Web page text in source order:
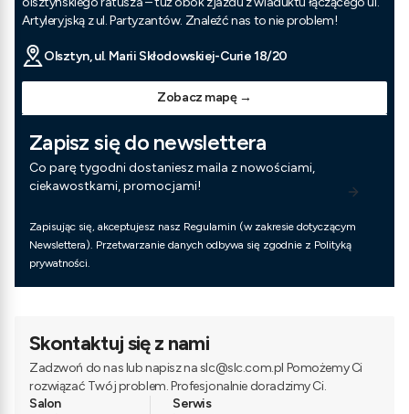
Artyleryjską z ul. Partyzantów. Znaleźć nas to nie problem!
Olsztyn, ul. Marii Skłodowskiej-Curie 18/20
Zobacz mapę →
Zapisz się do newslettera
Co parę tygodni dostaniesz maila z nowościami,
ciekawostkami, promocjami!
Zapisując się, akceptujesz nasz Regulamin (w zakresie dotyczącym
Newslettera). Przetwarzanie danych odbywa się zgodnie z Polityką
prywatności.
Skontaktuj się z nami
Zadzwoń do nas lub napisz na slc@slc.com.pl Pomożemy Ci
rozwiązać Twój problem. Profesjonalnie doradzimy Ci.